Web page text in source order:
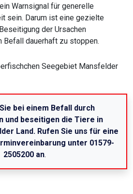
Warnsignal für generelle
sein. Darum ist eine gezielte
der Ursachen
Befall dauerhaft zu stoppen.
bei einem Befall durch
und beseitigen die Tiere in
Land. Rufen Sie uns für eine
unter 01579-
2505200 an.